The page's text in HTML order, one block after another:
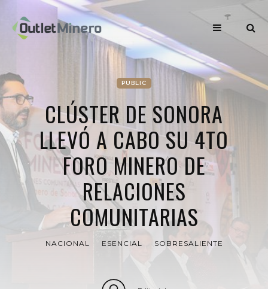
PUBLIC
CLÚSTER DE SONORA
LLEVÓ A CABO SU 4TO
FORO MINERO DE
RELACIONES
COMUNITARIAS
NACIONAL ESENCIAL SOBRESALIENTE